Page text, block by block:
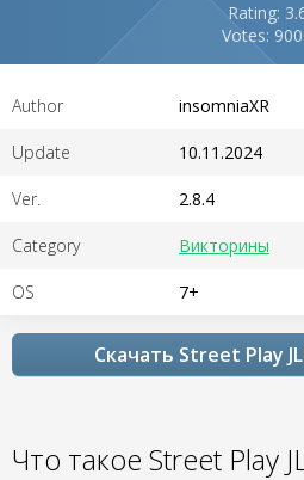
Rating:
Votes:
Author insomniaXR
Update 10.11.2024
Ver. 2.8.4
Category Викторины
OS 7+
Скачать Street Play
Что такое Street Play